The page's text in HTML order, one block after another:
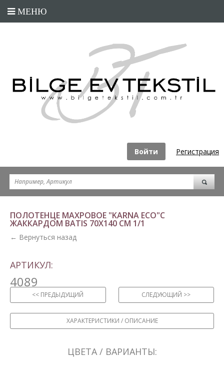
Войти Регистрация
ПОЛОТЕНЦЕ МАХРОВОЕ "KARNA ECO"С
ЖАККАРДОМ BATIS 70Х140 СМ 1/1
← Вернуться назад
АРТИКУЛ:
4089
<< ПРЕДЫДУЩИЙ СЛЕДУЮЩИЙ >>
ХАРАКТЕРИСТИКИ / ОПИСАНИЕ
ЦВЕТА / ВАРИАНТЫ: